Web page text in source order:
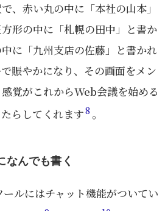
、赤い丸の中に「本社の山本」
形の中に「札幌の田中」と書か
に「九州支店の佐藤」と書かれ
賑やかになり、その画面をメン
覚がこれからWeb会議を始める
らしてくれます8 。
なんでも書く
ルにはチャット機能がついてい